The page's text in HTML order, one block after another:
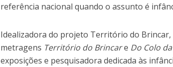
referência nacional quando o assunto é
Idealizadora do projeto Território do
metragens Território do Brincare Do Colo
exposições e pesquisadora dedicada às